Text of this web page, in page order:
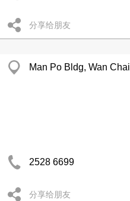
分享给朋友
Man Po Bldg, Wan Chai
2528 6699
分享给朋友